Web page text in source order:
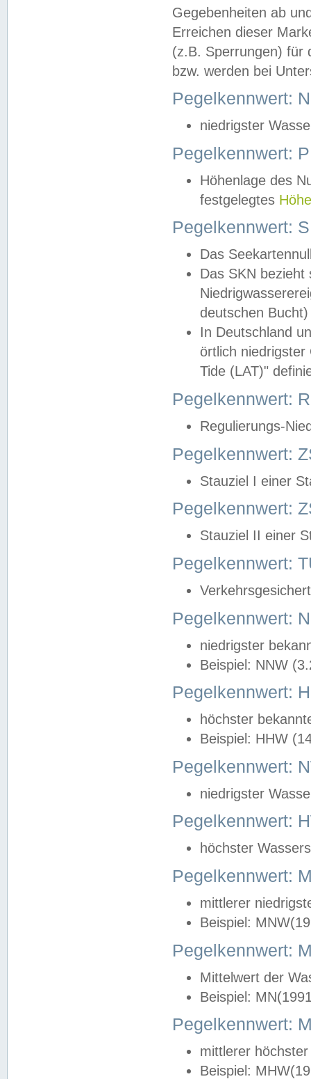
Gegebenheiten ab
Erreichen dieser
(z.B. Sperrungen) für
bzw. werden bei
Pegelkennwert:
niedrigster
Pegelkennwert:
Höhenlage des
festgelegtes
Pegelkennwert:
Das
Das SKN
deutschen
In Deutschland
örtlich
Tide (LAT)"
Pegelkennwert:
Regulierungs-
Pegelkennwert:
Stauziel I einer
Pegelkennwert:
Stauziel II einer
Pegelkennwert:
Pegelkennwert:
niedrigster
Beispiel: NNW
Pegelkennwert:
höchster
Beispiel: HHW
Pegelkennwert:
niedrigster
Pegelkennwert:
höchster
Pegelkennwert:
mittlerer
Beispiel:
Pegelkennwert:
Mittelwert der
Beispiel:
Pegelkennwert:
mittlerer
Beispiel: